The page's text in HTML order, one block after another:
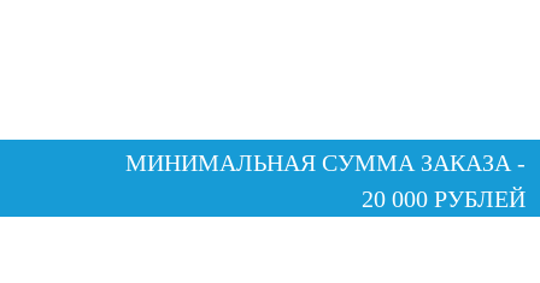
МИНИМАЛЬНАЯ СУММА ЗАКАЗА -
20 000 РУБЛЕЙ